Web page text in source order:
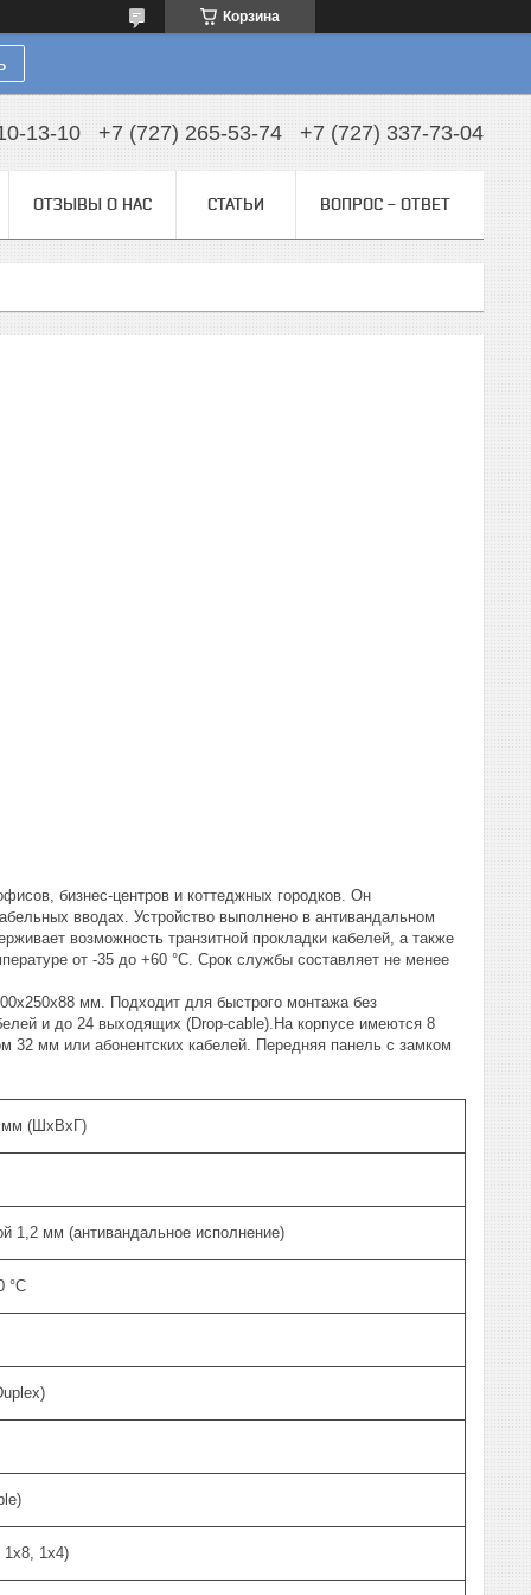
Корзина
13-10 +7 (727) 265-53-74 +7 (727) 337-73-04
ОТЗЫВЫ О НАС СТАТЬИ ВОПРОС - ОТВЕТ
бизнес-центров и коттеджных городков. Он
вводах. Устройство выполнено в антивандальном
возможность транзитной прокладки кабелей, а также
от -35 до +60 °С. Срок службы составляет не менее
мм. Подходит для быстрого монтажа без
и до 24 выходящих (Drop-cable).На корпусе имеются 8
32 мм или абонентских кабелей. Передняя панель с замком
мм (ШхВхГ)
1,2 мм (антивандальное исполнение)
°С
1x4)